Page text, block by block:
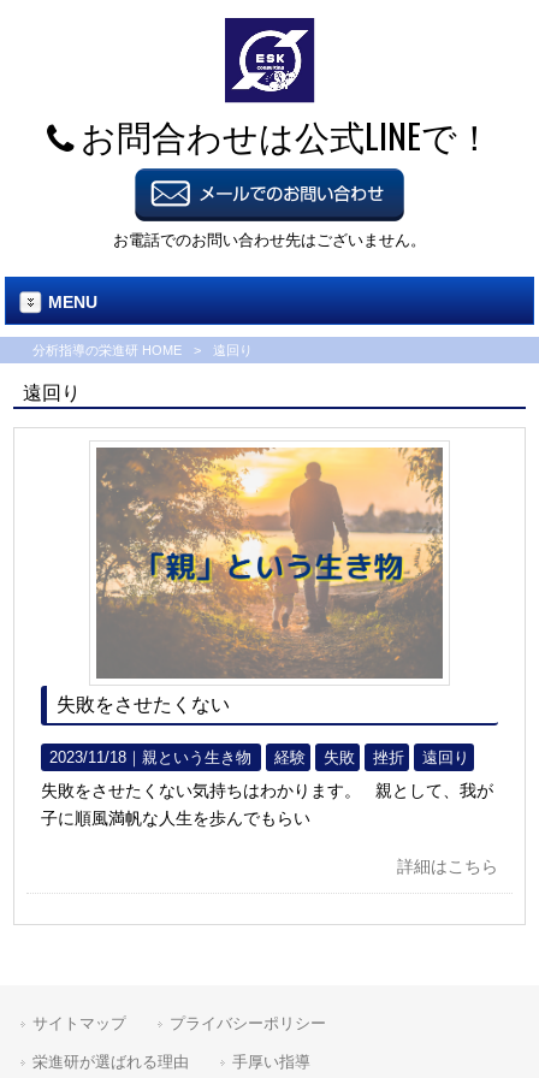
お問合わせは公式LINEで！
お電話でのお問い合わせ先はございません。
MENU
分析指導の栄進研 HOME > 遠回り
遠回り
失敗をさせたくない
2023/11/18｜親という生き物 経験 失敗 挫折 遠回り
失敗をさせたくない気持ちはわかります。 親として、我が
子に順風満帆な人生を歩んでもらい
詳細はこちら
サイトマップ プライバシーポリシー
栄進研が選ばれる理由 手厚い指導